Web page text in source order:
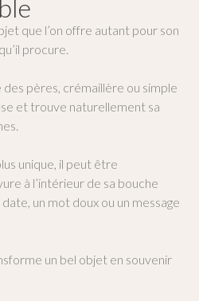
que l’on offre autant pour son
procure.
pères, crémaillère ou simple
et trouve naturellement sa
unique, il peut être
à l’intérieur de sa bouche
un mot doux ou un message
un bel objet en souvenir